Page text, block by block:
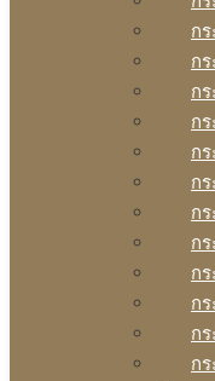
ก
ก
ก
ก
ก
ก
ก
ก
ก
ก
ก
ก